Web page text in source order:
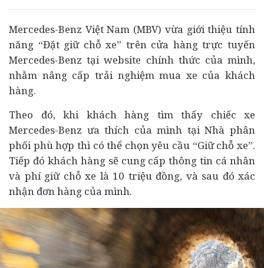
Mercedes-Benz Việt Nam (MBV) vừa giới thiệu tính
năng “Đặt giữ chỗ xe” trên cửa hàng trực tuyến
Mercedes-Benz tại website chính thức của mình,
nhằm nâng cấp trải nghiệm mua xe của khách
hàng.
Theo đó, khi khách hàng tìm thấy chiếc xe
Mercedes-Benz ưa thích của mình tại Nhà phân
phối phù hợp thì có thể chọn yêu cầu “Giữ chỗ xe”.
Tiếp đó khách hàng sẽ cung cấp thông tin cá nhân
và phí giữ chỗ xe là 10 triệu đồng, và sau đó xác
nhận đơn hàng của mình.